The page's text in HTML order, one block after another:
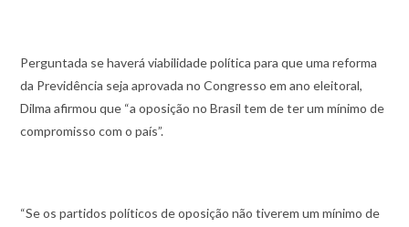
Perguntada se haverá viabilidade política para que uma reforma
da Previdência seja aprovada no Congresso em ano eleitoral,
Dilma afirmou que “a oposição no Brasil tem de ter um mínimo de
compromisso com o país”.
“Se os partidos políticos de oposição não tiverem um mínimo de